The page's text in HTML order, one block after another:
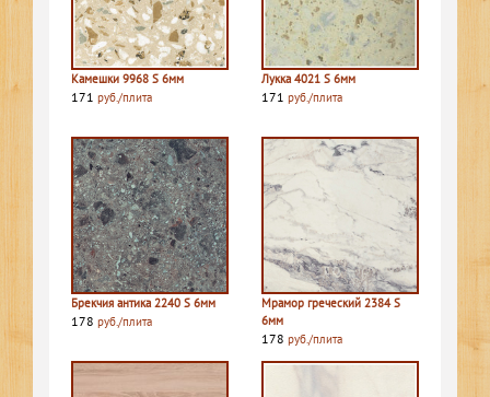
Камешки 9968 S 6мм
171 руб./плита
Лукка 4021 S 6мм
171 руб./плита
Брекчия антика 2240 S 6мм
178 руб./плита
Мрамор греческий 2384 S
6мм
178 руб./плита